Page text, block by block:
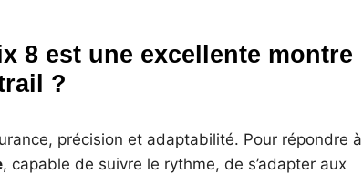
8 est une excellente montre
?
précision et adaptabilité. Pour répondre à
, capable de suivre le rythme, de s’adapter aux